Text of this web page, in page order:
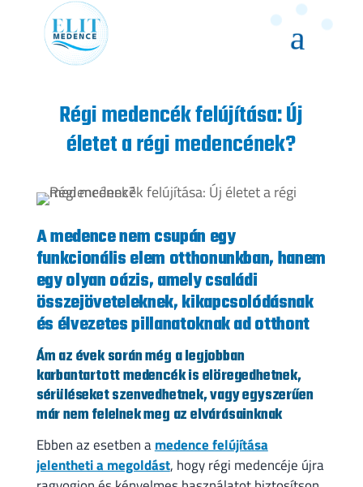
Régi medencék felújítása: Új
életet a régi medencének?
A medence nem csupán egy
funkcionális elem otthonunkban, hanem
egy olyan oázis, amely családi
összejöveteleknek, kikapcsolódásnak
és élvezetes pillanatoknak ad otthont
Ám az évek során még a legjobban
karbantartott medencék is elöregedhetnek,
sérüléseket szenvedhetnek, vagy egyszerűen
már nem felelnek meg az elvárásainknak
Ebben az esetben amedence felújítása
jelentheti a megoldást, hogy régi medencéje újra